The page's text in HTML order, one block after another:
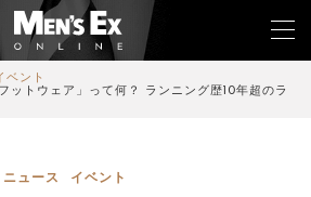
ベント
ットウェア」って何？ ランニング歴10年超のラ
ニュース イベント